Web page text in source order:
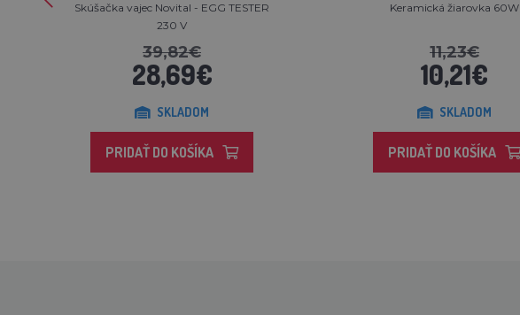
Skúšačka vajec Novital - EGG TESTER
230 V
39,82€
28,69€
SKLADOM
PRIDAŤ DO KOŠÍKA
Keramická žiarovka 60W
11,23€
10,21€
SKLADOM
PRIDAŤ DO KOŠÍKA